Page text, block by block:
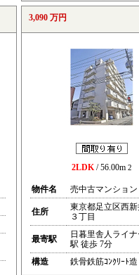
3,090 万円
2LDK/ 56.00m 2
物件名 売中古マンション
住所
東京都足立区西
３丁目
最寄駅
日暮里舎人ライ
駅 徒歩 7分
構造
鉄骨鉄筋ｺﾝｸﾘｰﾄ造